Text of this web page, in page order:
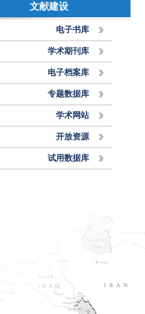
文献建设
电子书库
学术期刊库
电子档案库
专题数据库
学术网站
开放资源
试用数据库